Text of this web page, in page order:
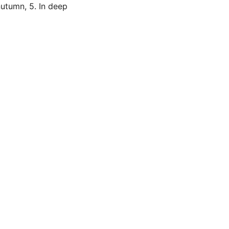
5. In deep